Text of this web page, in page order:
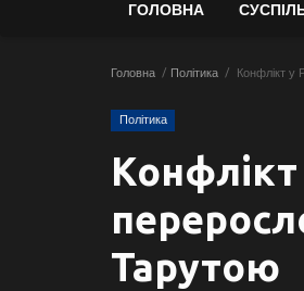
ГОЛОВНА
Головна Політика Конфлікт у
Політика
Тарутою